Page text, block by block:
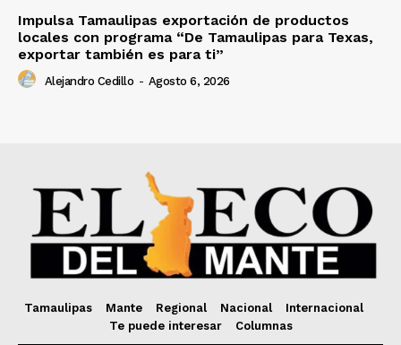
Impulsa Tamaulipas exportación de productos
locales con programa “De Tamaulipas para Texas,
exportar también es para ti”
Alejandro Cedillo - Agosto 6, 2026
Tamaulipas Mante Regional Nacional
Internacional
Te puede interesar
Columnas